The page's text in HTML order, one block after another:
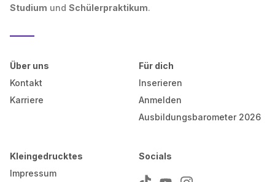
Studium und Schülerpraktikum.
Über uns
Kontakt
Karriere
Für dich
Inserieren
Anmelden
Ausbildungsbarometer 2026
Kleingedrucktes
Impressum
Socials